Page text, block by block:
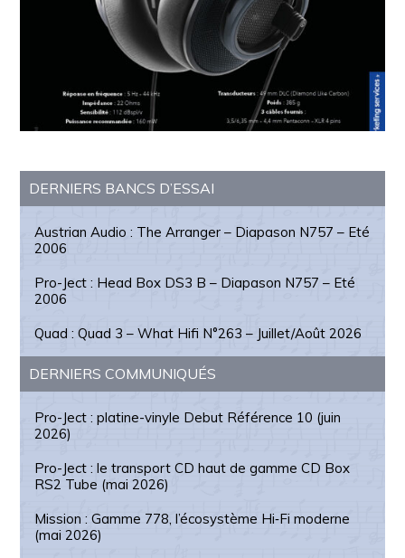
Barre
latérale
principale
DERNIERS BANCS D’ESSAI
Austrian Audio : The Arranger – Diapason N757 – Eté
2006
Pro-Ject : Head Box DS3 B – Diapason N757 – Eté
2006
Quad : Quad 3 – What Hifi N°263 – Juillet/Août 2026
DERNIERS COMMUNIQUÉS
Pro-Ject : platine-vinyle Debut Référence 10 (juin
2026)
Pro-Ject : le transport CD haut de gamme CD Box
RS2 Tube (mai 2026)
Mission : Gamme 778, l’écosystème Hi‑Fi moderne
(mai 2026)